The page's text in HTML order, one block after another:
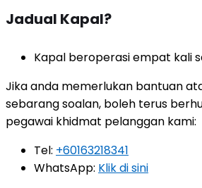
Jadual Kapal?
Kapal beroperasi empat kali
Jika anda memerlukan bantuan
sebarang soalan, boleh terus
pegawai khidmat pelanggan kami:
Tel: +60163218341
WhatsApp: Klik di sini